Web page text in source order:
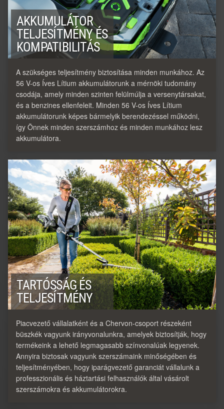
AKKUMULÁTOR
TELJESÍTMÉNY ÉS
KOMPATIBILITÁS
A szükséges teljesítmény biztosítása minden munkához. Az
56 V-os Íves Lítium akkumulátorunk a mérnöki tudomány
csodája, amely minden szinten felülmúlja a versenytársakat,
és a benzines ellenfeleit. Minden 56 V-os Íves Lítium
akkumulátorunk képes bármelyik berendezéssel működni,
így Önnek minden szerszámhoz és minden munkához lesz
akkumulátora.
TARTÓSSÁG ÉS
TELJESÍTMÉNY
Piacvezető vállalatként és a Chervon-csoport részeként
büszkék vagyunk irányvonalunkra, amelyek biztosítják, hogy
termékeink a lehető legmagasabb színvonalúak legyenek.
Annyira biztosak vagyunk szerszámaink minőségében és
teljesítményében, hogy iparágvezető garanciát vállalunk a
professzionális és háztartási felhasználók által vásárolt
szerszámokra és akkumulátorokra.